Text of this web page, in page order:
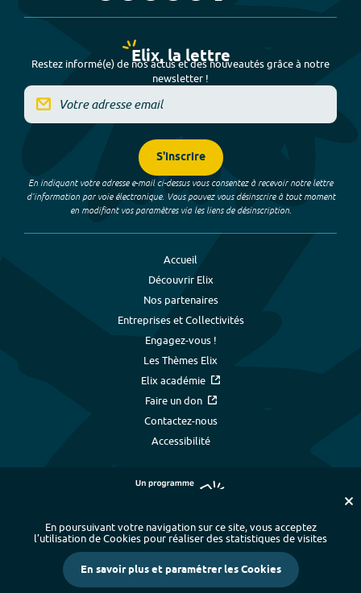
Elix, la lettre
Restez informé(e) de nos actus et des nouveautés grâce à notre
newsletter !
S'inscrire
En indiquant votre adresse e-mail ci-dessus vous consentez à recevoir notre lettre
d’information par voie électronique. Vous pouvez vous désinscrire à tout moment
en modifiant vos paramètres via les liens de désinscription.
Accueil
Découvrir Elix
Nos partenaires
Entreprises et Collectivités
Engagez-vous !
Les Thèmes Elix
Elix académie
Faire un don
Contactez-nous
Accessibilité
Plan du site - Index alphabétique
-
Mentions légales et données personnelles
- Paramétrer les cookies
Crédits
En poursuivant votre navigation sur ce site, vous acceptez
l’utilisation de Cookies pour réaliser des statistiques de visites
En savoir plus et paramétrer les Cookies